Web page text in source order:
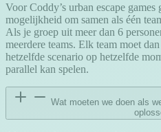
Voor Coddy’s urban escape
mogelijkheid om samen als één
Als je groep uit meer dan 6
meerdere teams. Elk team moet
hetzelfde scenario op hetzelfde
parallel kan spelen.